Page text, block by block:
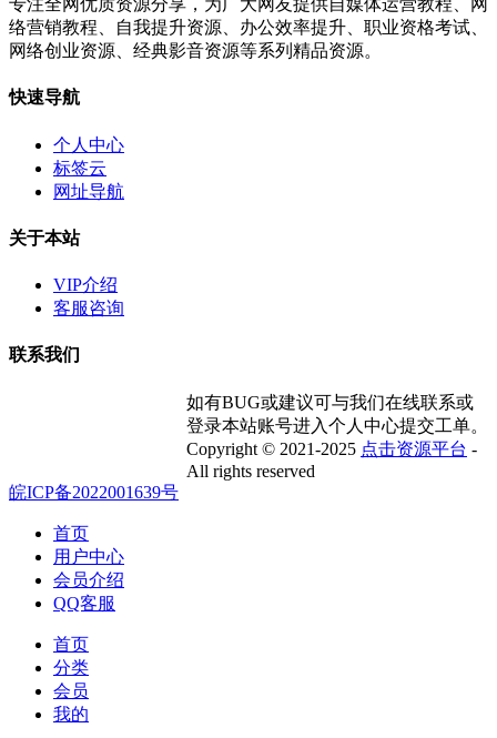
专注全网优质资源分享，为广大网友提供自媒体运营教程、网
络营销教程、自我提升资源、办公效率提升、职业资格考试、
网络创业资源、经典影音资源等系列精品资源。
快速导航
个人中心
标签云
网址导航
关于本站
VIP介绍
客服咨询
联系我们
如有BUG或建议可与我们在线联系或
登录本站账号进入个人中心提交工单。
Copyright © 2021-2025 点击资源平台 -
All rights reserved
皖ICP备2022001639号
首页
用户中心
会员介绍
QQ客服
首页
分类
会员
我的